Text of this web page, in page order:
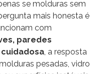
se molduras sem
mais honesta é
com
paredes
, a resposta
pesadas, vidro